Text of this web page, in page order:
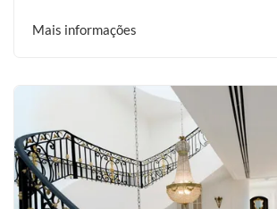
Mais informações